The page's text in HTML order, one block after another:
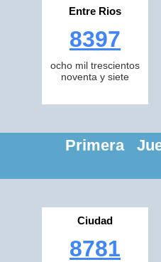
Entre Rios
8397
ocho mil trescientos
noventa y siete
Primera
Ciudad
8781